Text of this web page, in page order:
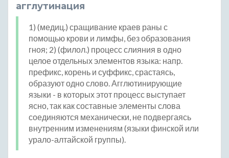
агглутинация
1) (медиц.) сращивание краев раны с
помощью крови и лимфы, без образования
гноя; 2) (филол.) процесс слияния в одно
целое отдельных элементов языка: напр.
префикс, корень и суффикс, срастаясь,
образуют одно слово. Агглютинирующие
языки - в которых этот процесс выступает
ясно, так как составные элементы слова
соединяются механически, не подвергаясь
внутренним изменениям (языки финской или
урало-алтайской группы).